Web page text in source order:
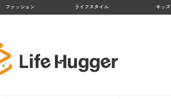
ファッション ライフスタイル キッズ